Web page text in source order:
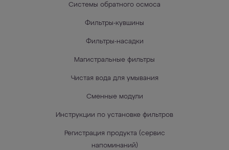
Системы обратного осмоса
Фильтры-кувшины
Фильтры-насадки
Магистральные фильтры
Чистая вода для умывания
Сменные модули
Инструкции по установке фильтров
Регистрация продукта (сервис
напоминаний)